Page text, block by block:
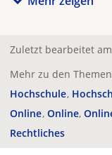
Zuletzt bearbeitet am
Mehr zu den
Hochschule
Online Online
Rechtliches